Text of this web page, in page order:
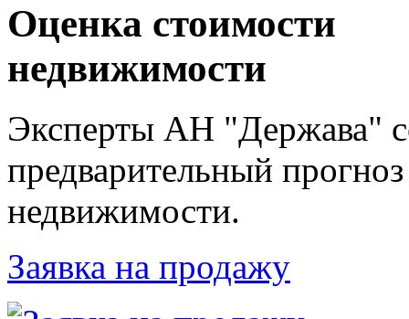
Оценка стоимости
недвижимости
Эксперты АН "Держава"
предварительный
недвижимости.
Заявка на продажу